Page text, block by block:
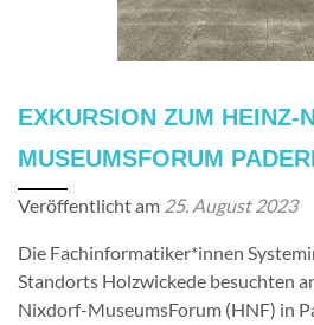
EXKURSION ZUM HEINZ-
MUSEUMSFORUM
Veröffentlicht am 25. August 2023
Die Fachinformatiker*innen
Standorts Holzwickede besuchten
Nixdorf-MuseumsForum (HNF) in